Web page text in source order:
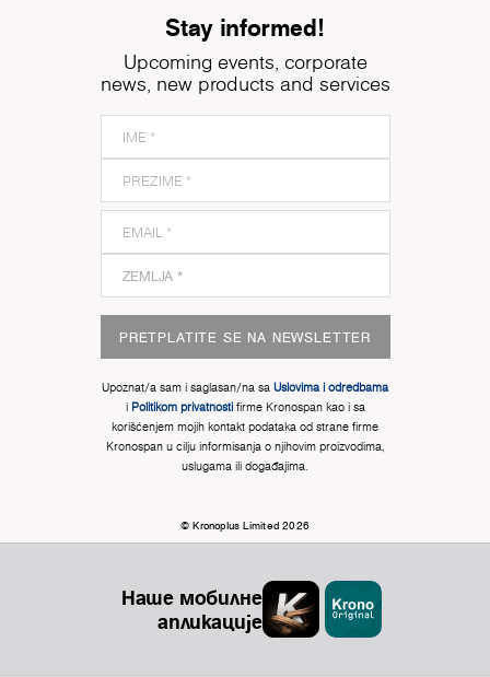
Stay informed!
Upcoming events, corporate
news, new products and services
PRETPLATITE SE NA NEWSLETTER
Upoznat/a sam i saglasan/na sa Uslovima i odredbama
i Politikom privatnostifirme Kronospan kao i sa
korišćenjem mojih kontakt podataka od strane firme
Kronospan u cilju informisanja o njihovim proizvodima,
uslugama ili događajima.
© Kronoplus Limited 2026
Наше мобилне
апликације